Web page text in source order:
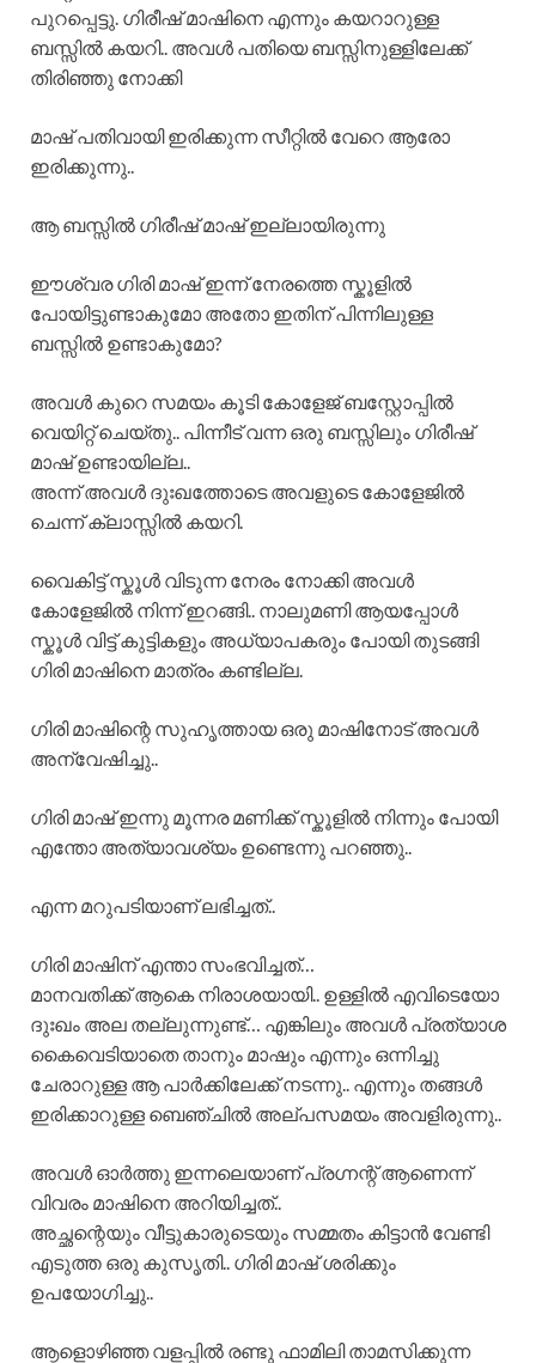
പുറപ്പെട്ടു. ഗിരീഷ് മാഷിനെ എന്നും കയറാറുള്ള
ബസ്സിൽ കയറി.. അവൾ പതിയെ ബസ്സിനുള്ളിലേക്ക്
തിരിഞ്ഞു നോക്കി
മാഷ് പതിവായി ഇരിക്കുന്ന സീറ്റിൽ വേറെ ആരോ
ഇരിക്കുന്നു..
ആ ബസ്സിൽ ഗിരീഷ് മാഷ് ഇല്ലായിരുന്നു
ഈശ്വര ഗിരി മാഷ് ഇന്ന് നേരത്തെ സ്കൂളിൽ
പോയിട്ടുണ്ടാകുമോ അതോ ഇതിന് പിന്നിലുള്ള
ബസ്സിൽ ഉണ്ടാകുമോ?
അവൾ കുറെ സമയം കൂടി കോളേജ് ബസ്റ്റോപ്പിൽ
വെയിറ്റ് ചെയ്തു.. പിന്നീട് വന്ന ഒരു ബസ്സിലും ഗിരീഷ്
മാഷ് ഉണ്ടായില്ല..
അന്ന് അവൾ ദുഃഖത്തോടെ അവളുടെ കോളേജിൽ
ചെന്ന് ക്ലാസ്സിൽ കയറി.
വൈകിട്ട് സ്കൂൾ വിടുന്ന നേരം നോക്കി അവൾ
കോളേജിൽ നിന്ന് ഇറങ്ങി.. നാലുമണി ആയപ്പോൾ
സ്കൂൾ വിട്ട് കുട്ടികളും അധ്യാപകരും പോയി തുടങ്ങി
ഗിരി മാഷിനെ മാത്രം കണ്ടില്ല.
ഗിരി മാഷിന്റെ സുഹൃത്തായ ഒരു മാഷിനോട് അവൾ
അന്വേഷിച്ചു..
ഗിരി മാഷ് ഇന്നു മൂന്നര മണിക്ക് സ്കൂളിൽ നിന്നും പോയി
എന്തോ അത്യാവശ്യം ഉണ്ടെന്നു പറഞ്ഞു..
എന്ന മറുപടിയാണ് ലഭിച്ചത്..
ഗിരി മാഷിന് എന്താ സംഭവിച്ചത്…
മാനവതിക്ക് ആകെ നിരാശയായി.. ഉള്ളിൽ എവിടെയോ
ദുഃഖം അല തല്ലുന്നുണ്ട്… എങ്കിലും അവൾ പ്രത്യാശ
കൈവെടിയാതെ താനും മാഷും എന്നും ഒന്നിച്ചു
ചേരാറുള്ള ആ പാർക്കിലേക്ക് നടന്നു.. എന്നും തങ്ങൾ
ഇരിക്കാറുള്ള ബെഞ്ചിൽ അല്പസമയം അവളിരുന്നു..
അവൾ ഓർത്തു ഇന്നലെയാണ് പ്രഗ്നന്റ് ആണെന്ന്
വിവരം മാഷിനെ അറിയിച്ചത്..
അച്ഛന്റെയും വീട്ടുകാരുടെയും സമ്മതം കിട്ടാൻ വേണ്ടി
എടുത്ത ഒരു കുസൃതി.. ഗിരി മാഷ് ശരിക്കും
ഉപയോഗിച്ചു..
ആളൊഴിഞ്ഞ വളപ്പിൽ രണ്ടു ഫാമിലി താമസിക്കുന്ന